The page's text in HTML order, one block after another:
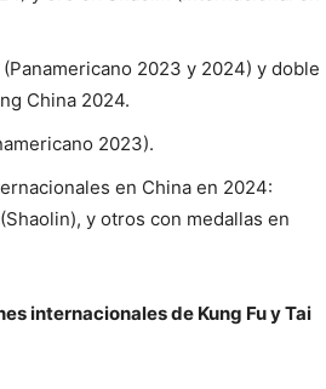
2023 y 2024) y doble
China 2024.
2023).
en China en 2024:
(Shaolin), y otros con medallas en
internacionales de Kung Fu y Tai